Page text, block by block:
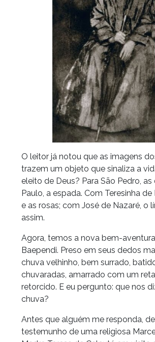
O leitor já notou que as imagens
trazem um objeto que sinaliza a
eleito de Deus? Para São Pedro, as
Paulo, a espada. Com Teresinha
e as rosas; com José de Nazaré, o
assim.
Agora, temos a nova bem-
Baependi. Preso em seus dedos
chuva velhinho, bem surrado,
chuvaradas, amarrado com um
retorcido. E eu pergunto: que nos
chuva?
Antes que alguém me responda,
testemunho de uma religiosa